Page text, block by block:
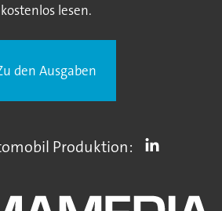
lesen.
den Ausgaben
Produktion: